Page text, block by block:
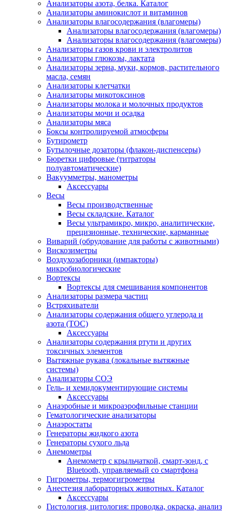
Анализаторы азота, белка. Каталог
Анализаторы аминокислот и витаминов
Анализаторы влагосодержания (влагомеры)
Анализаторы влагосодержания (влагомеры)
Анализаторы влагосодержания (влагомеры)
Анализаторы газов крови и электролитов
Анализаторы глюкозы, лактата
Анализаторы зерна, муки, кормов, растительного
масла, семян
Анализаторы клетчатки
Анализаторы микотоксинов
Анализаторы молока и молочных продуктов
Анализаторы мочи и осадка
Анализаторы мяса
Боксы контролируемой атмосферы
Бутирометр
Бутылочные дозаторы (флакон-диспенсеры)
Бюретки цифровые (титраторы
полуавтоматические)
Вакуумметры, манометры
Аксессуары
Весы
Весы производственные
Весы складские. Каталог
Весы ультрамикро, микро, аналитические,
прецизионные, технические, карманные
Виварий (обрудование для работы с животными)
Вискозиметры
Воздухозаборники (импакторы)
микробиологические
Вортексы
Вортексы для смешивания компонентов
Анализаторы размера частиц
Встряхиватели
Анализаторы содержания общего углерода и
азота (ТОС)
Аксессуары
Анализаторы содержания ртути и других
токсичных элементов
Вытяжные рукава (локальные вытяжные
системы)
Анализаторы СОЭ
Гель- и хемидокументирующие системы
Аксессуары
Анаэробные и микроаэрофильные станции
Гематологические анализаторы
Анаэростаты
Генераторы жидкого азота
Генераторы сухого льда
Анемометры
Анемометр с крыльчаткой, смарт-зонд, с
Bluetooth, управляемый со смартфона
Гигрометры, термогигрометры
Анестезия лабораторных животных. Каталог
Аксессуары
Гистология, цитология: проводка, окраска, анализ